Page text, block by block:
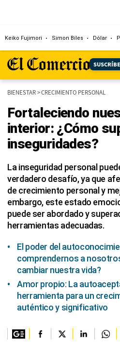
Keiko Fujimori Simon Biles Dólar
BIENESTAR>CRECIMIENTO PERSONAL
Fortaleciendo
interior: ¿Cómo
inseguridades?
La inseguridad personal
verdadero desafío, ya que
de crecimiento personal y
embargo, este estado
puede ser abordado y
herramientas adecuadas.
El poder del
comprendernos a
cambiar nuestra vida?
Amor propio: La
herramienta para un
auténtico y significativo